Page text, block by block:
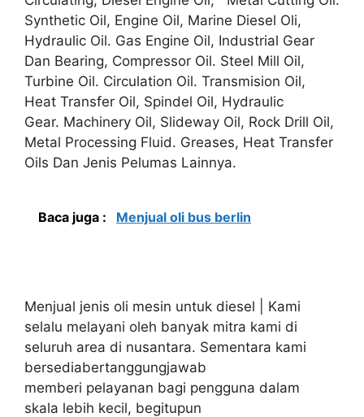
Synthetic Oil, Engine Oil, Marine Diesel Oli,
Hydraulic Oil. Gas Engine Oil, Industrial Gear
Dan Bearing, Compressor Oil. Steel Mill Oil,
Turbine Oil. Circulation Oil. Transmision Oil,
Heat Transfer Oil, Spindel Oil, Hydraulic
Gear. Machinery Oil, Slideway Oil, Rock Drill Oil,
Metal Processing Fluid. Greases, Heat Transfer
Oils Dan Jenis Pelumas Lainnya.
Baca juga : Menjual oli bus berlin
Menjual jenis oli mesin untuk diesel | Kami
selalu melayani oleh banyak mitra kami di
seluruh area di nusantara. Sementara kami
bersediabertanggungjawab
memberi pelayanan bagi pengguna dalam
skala lebih kecil, begitupun